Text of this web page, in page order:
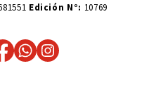
Edición N°: 10769